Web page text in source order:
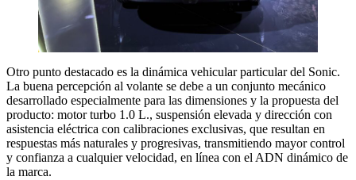
Otro punto destacado es la dinámica vehicular particular del Sonic.
La buena percepción al volante se debe a un conjunto mecánico
desarrollado especialmente para las dimensiones y la propuesta del
producto: motor turbo 1.0 L., suspensión elevada y dirección con
asistencia eléctrica con calibraciones exclusivas, que resultan en
respuestas más naturales y progresivas, transmitiendo mayor control
y confianza a cualquier velocidad, en línea con el ADN dinámico de
la marca.